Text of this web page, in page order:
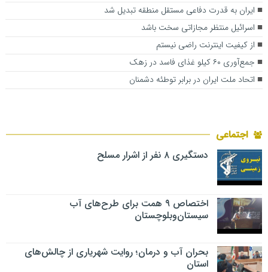
ایران به قدرت دفاعی مستقل منطقه تبدیل شد
اسرائیل منتظر مجازاتی سخت باشد
از کیفیت اینترنت راضی نیستم
جمع‌آوری ۶۰ کیلو غذای فاسد در زهک
اتحاد ملت ایران در برابر توطئه دشمنان
اجتماعی
دستگیری ۸ نفر از اشرار مسلح
اختصاص ۹ همت برای طرح‌های آب
سیستان‌وبلوچستان
بحران آب و درمان؛ روایت شهریاری از چالش‌های
استان